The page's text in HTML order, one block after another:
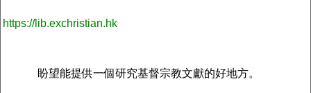
https://lib.exchristian.hk
盼望能提供一個研究基督宗教文獻的好地方。